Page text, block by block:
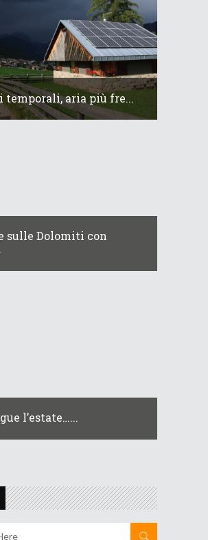
temporali, aria più fre...
sulle Dolomiti con
l’estate…...